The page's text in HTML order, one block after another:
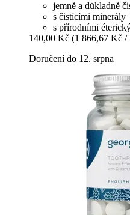
jemně a důkladně
s čistícími minerály
s přírodními
140,00 Kč (1 866,67 Kč /
Doručení do 12. srpna